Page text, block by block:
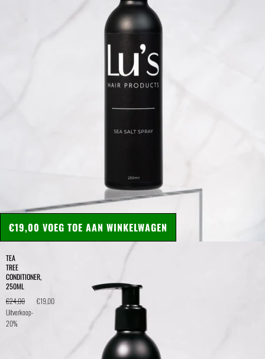
TEA
TREE
CONDITIONER,
250ML
€24,00
€19,00
Uitverkoop-
20%
€19,00 VOEG TOE AAN WINKELWAGEN